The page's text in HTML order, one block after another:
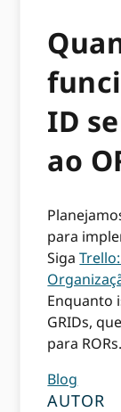
ID
ao
para
Siga
Enquanto
GRIDs,
para RORs.
Blog
AUTOR